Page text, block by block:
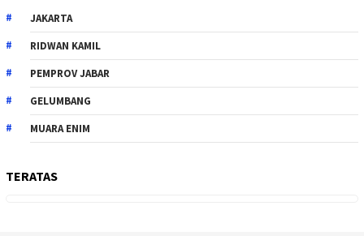
JAKARTA
RIDWAN KAMIL
PEMPROV JABAR
GELUMBANG
MUARA ENIM
TERATAS